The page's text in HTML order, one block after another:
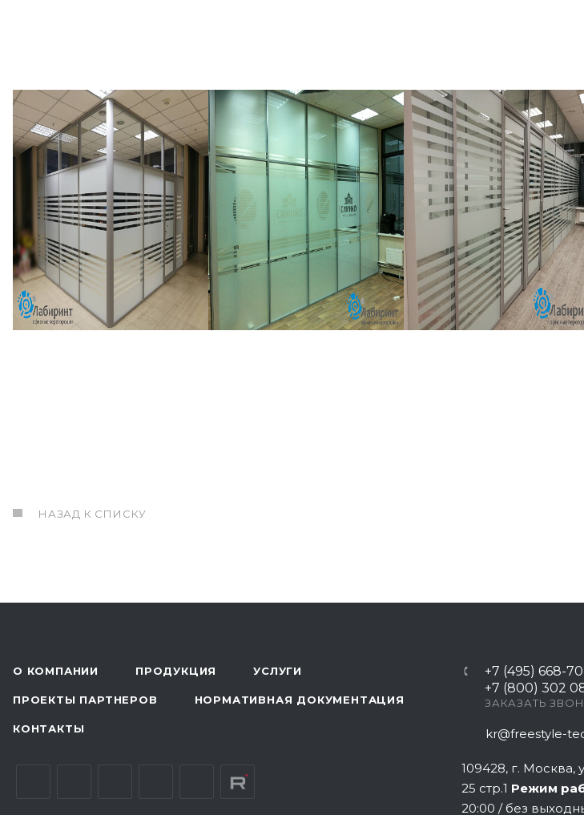
НАЗАД К СПИСКУ
О КОМПАНИИ ПРОДУКЦИЯ УСЛУГИ
ПРОЕКТЫ ПАРТНЕРОВ НОРМАТИВНАЯ ДОКУМЕНТАЦИЯ
КОНТАКТЫ
+7 (495) 668-
+7 (800) 302
ЗАКАЗАТЬ
kr@freestyle-
109428, г. Москва,
25 стр.1 Режим
20:00 / без